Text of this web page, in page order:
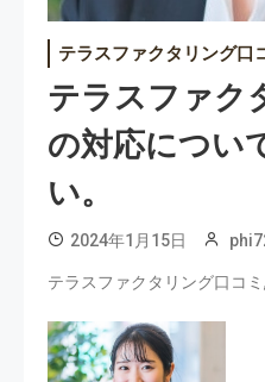
テラスファクタリング口
テラスファク
の対応につい
い。
2024年1月15日
テラスファクタリング口コミ ,